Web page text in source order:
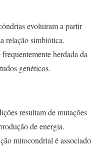
evoluíram a partir
relação simbiótica.
herdada da
genéticos.
resultam de mutações
de energia.
mitocondrial é associado